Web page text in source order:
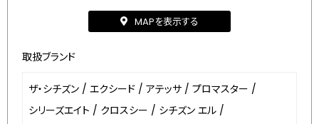
MAPを表示する
取扱ブランド
ザ・シチズン / エクシード / アテッサ / プロマスター /
シリーズエイト / クロスシー / シチズン エル /